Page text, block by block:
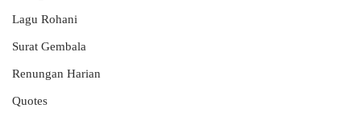
Lagu Rohani
Surat Gembala
Renungan Harian
Quotes